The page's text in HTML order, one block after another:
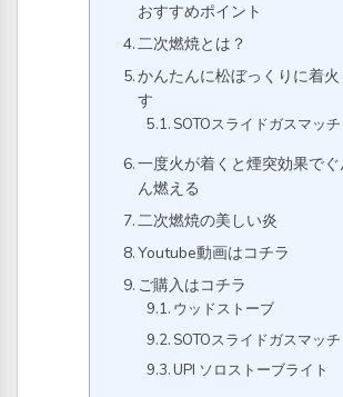
おすすめポイント
二次燃焼とは？
かんたんに松ぼっくりに着火
す
SOTOスライドガスマッチ
一度火が着くと煙突効果でぐ
ん燃える
二次燃焼の美しい炎
Youtube動画はコチラ
ご購入はコチラ
ウッドストーブ
SOTOスライドガスマッチ
UPI ソロストーブライト